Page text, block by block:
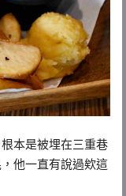
本是被埋在三重巷
他一直有說過欸這